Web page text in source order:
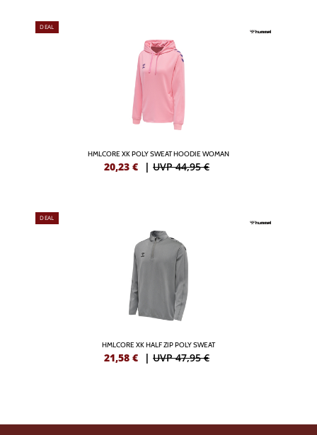
DEAL
HMLCORE XK POLY SWEAT HOODIE WOMAN
20,23 € | UVP 44,95 €
DEAL
HMLCORE XK HALF ZIP POLY SWEAT
21,58 € | UVP 47,95 €